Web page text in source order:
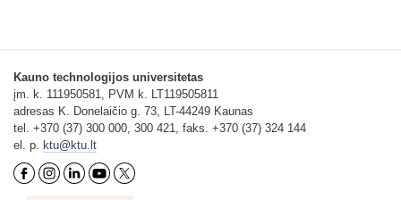
Kauno technologijos universitetas
įm. k. 111950581, PVM k. LT119505811
adresas K. Donelaičio g. 73, LT-44249 Kaunas
tel. +370 (37) 300 000, 300 421, faks. +370 (37) 324 144
el. p. ktu@ktu.lt